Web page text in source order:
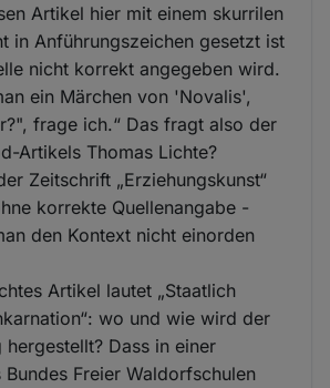
Artikel hier mit einem skurrilen
in Anführungszeichen gesetzt ist
nicht korrekt angegeben wird.
ein Märchen von 'Novalis',
frage ich.“ Das fragt also der
Artikels Thomas Lichte?
Zeitschrift „Erziehungskunst“
korrekte Quellenangabe -
den Kontext nicht einorden
Artikel lautet „Staatlich
wo und wie wird der
hergestellt? Dass in einer
Freier Waldorfschulen